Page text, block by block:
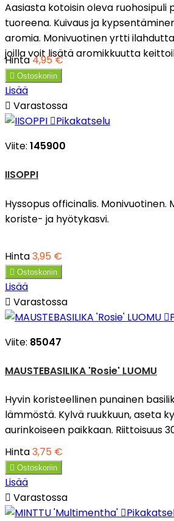
Aasiasta kotoisin oleva ruohosipuli
tuoreena. Kuivaus ja
aromia. Monivuotinen yrtti
joilla voit lisätä aromikkuutta
Hinta 4,95 €
 Ostoskoriin
Lisää
 Varastossa
Pikakatselu
Viite: 145900
IISOPPI
Hyssopus officinalis. Monivuotinen.
koriste- ja hyötykasvi.
Hinta3,95 €
 Ostoskoriin
Lisää
 Varastossa

Viite: 85047
MAUSTEBASILIKA 'Rosie' LUOMU
Hyvin koristeellinen punainen
lämmöstä. Kylvä ruukkuun, aseta
aurinkoiseen paikkaan. Riittoisuus
Hinta3,75 €
 Ostoskoriin
Lisää
 Varastossa
